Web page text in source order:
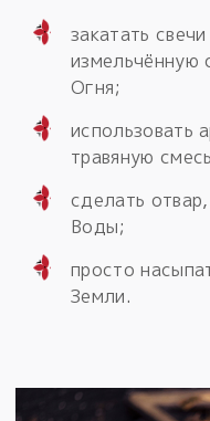
закатать
измельчённую
Огня;
использовать
травяную
сделать
Воды;
просто
Земли.